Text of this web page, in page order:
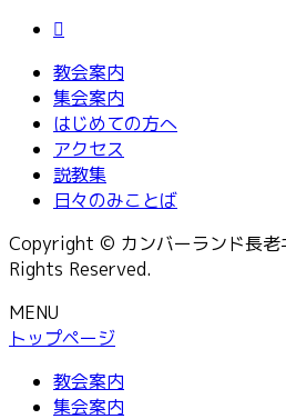
教会案内
集会案内
はじめての方へ
アクセス
説教集
日々のみことば
Copyright © カンバーランド長老
Rights Reserved.
MENU
トップページ
教会案内
集会案内